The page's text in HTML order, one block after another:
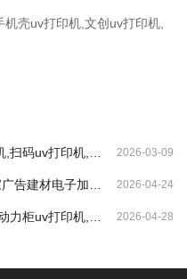
壳uv打印机,文创uv打印机,
2026-03-09
扫码uv打印机,纪
2026-04-24
告建材电子加工
2026-04-28
力柜uv打印机,喷